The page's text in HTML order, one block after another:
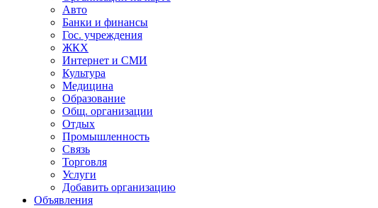
Авто
Банки и финансы
Гос. учреждения
ЖКХ
Интернет и СМИ
Культура
Медицина
Образование
Общ. организации
Отдых
Промышленность
Связь
Торговля
Услуги
Добавить организацию
Объявления